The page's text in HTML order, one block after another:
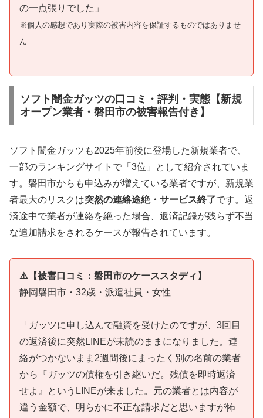
の一点張りでした」
※個人の感想であり実際の被害内容を保証するものではありませ
ん
ソフト闇金ガッツの口コミ・評判・実態【新規
オープン業者・磐田市の被害報告付き】
ソフト闇金ガッツも2025年前後に登場した新規業者で、
一部のランキングサイトで「3位」として紹介されていま
す。磐田市からも申込みが増えている業者ですが、新規業
者最大のリスクは突然の連絡途絶・サービス終了です。返
済途中で業者が連絡を絶った場合、返済記録が残らず不当
な追加請求をされるケースが報告されています。
⚠️【被害口コミ：磐田市のケーススタディ】
静岡磐田市・32歳・派遣社員・女性
「ガッツに申し込んで融資を受けたのですが、3回目
の返済後に突然LINEが未読のままになりました。連
絡がつかないまま2週間後にまったく別の名前の業者
から『ガッツの債権を引き継いだ。残債を即時返済
せよ』というLINEが来ました。元の業者とは内容が
違う金額で、明らかに不正な請求だと思いますが怖